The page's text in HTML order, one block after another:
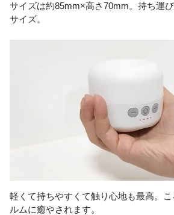
サイズは約85mm×高さ70mm。持ち運
サイズ。
軽くて持ちやすくて触り心地も最高。
ルムに癒やされます。